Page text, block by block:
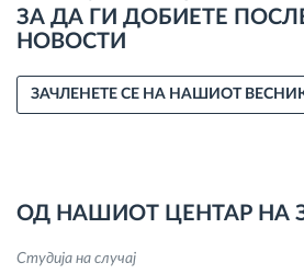
ЗА ДА ГИ ДОБИЕТЕ
НОВОСТИ
ЗАЧЛЕНЕТЕ СЕ НА НАШИОТ
ОД НАШИОТ ЦЕНТАР НА
Студија на случај